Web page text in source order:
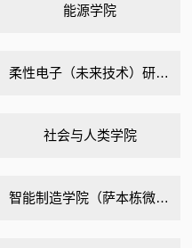
能源学院
柔性电子（未来技术）研究院
社会与人类学院
智能制造学院（萨本栋微米纳米科学技术研究院）